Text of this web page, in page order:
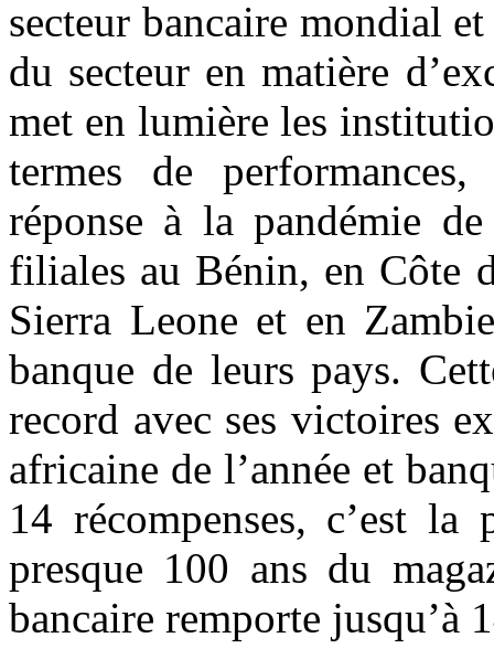
secteur bancaire mondial
du secteur en matière
met en lumière les
termes de
réponse à la pandémie
filiales au Bénin, en Côte
Sierra Leone et en
banque de leurs pays.
record avec ses victoires
africaine de l’année et
14 récompenses, c’est
presque 100 ans du
bancaire remporte jusqu’à